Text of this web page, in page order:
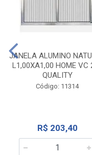
JANELA ALUMINO
L1,00XA1,00 HOME VC
QUALITY
Código: 11314
R$ 203,40